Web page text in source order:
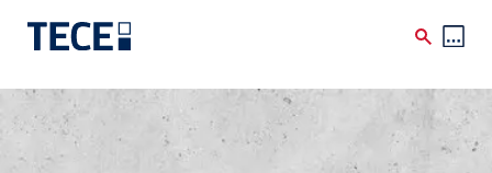
Skip to main content